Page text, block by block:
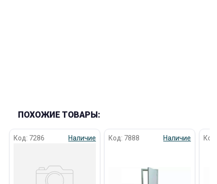
ПОХОЖИЕ ТОВАРЫ:
Код: 7286 Наличие Код: 7888 Наличие